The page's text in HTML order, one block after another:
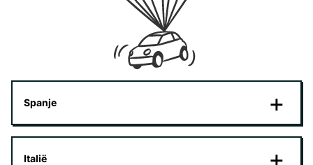
Spanje
Italië